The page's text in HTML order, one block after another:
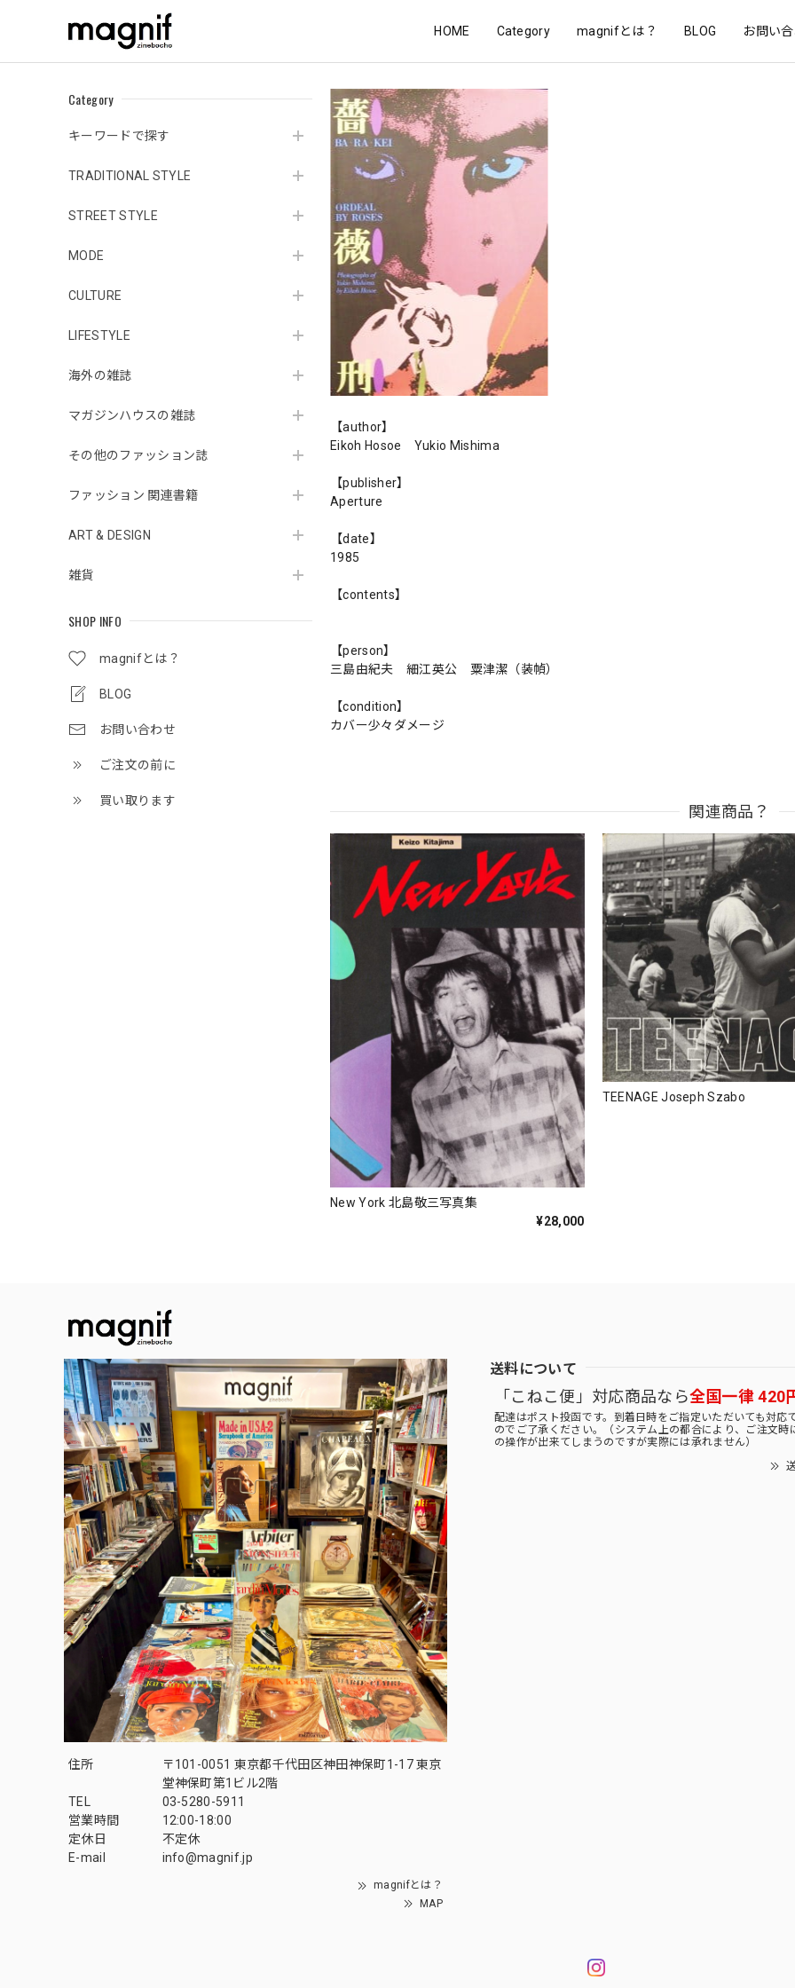
HOME Category magnifとは？ BLOG お問い
Category
キーワードで探す
TRADITIONAL STYLE
STREET STYLE
MODE
CULTURE
LIFESTYLE
海外の雑誌
マガジンハウスの雑誌
その他のファッション誌
ファッション 関連書籍
ART & DESIGN
雑貨
SHOP INFO
magnifとは？
BLOG
お問い合わせ
ご注文の前に
買い取ります
【author】
Eikoh Hosoe Yukio Mishima
【publisher】
Aperture
【date】
1985
【contents】
【person】
三島由紀夫 細江英公 粟津潔（装幀）
【condition】
カバー少々ダメージ
関連商品？
New York 北島敬三写真集
¥28,000
TEENAGE Joseph Szabo
住所
〒101-0051 東京都千代田区神田神保町1-17 東京
堂神保町第1ビル2階
TEL
03-5280-5911
営業時間
12:00-18:00
定休日
不定休
E-mail
info@magnif.jp
magnifとは？
MAP
送料について
「こねこ便」対応商品なら全国一律 420
配達はポスト投函です。到着日時をご指定いただいても対応
のでご了承ください。（システム上の都合により、ご注文時
の操作が出来てしまうのですが実際には承れません）